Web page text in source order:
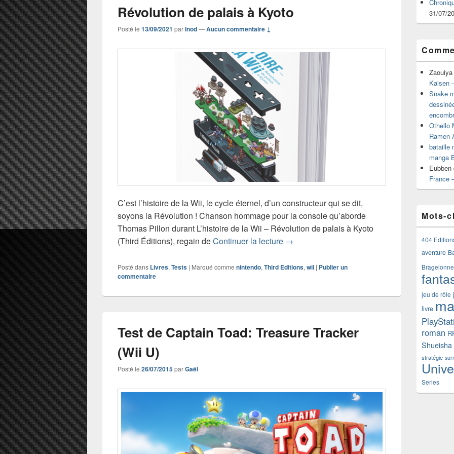
Révolution de palais à Kyoto
Posté le 13/09/2021 parInod—Aucun commentaire ↓
C’est l’histoire de la Wii, le cycle éternel, d’un constructeur qui se dit,
soyons la Révolution ! Chanson hommage pour la console qu’aborde
Thomas Pillon durant L’histoire de la Wii – Révolution de palais à Kyoto
(Third Éditions), regain deContinuer la lecture Chronique livre L’histoire de la Wii –
→
Posté dans Livres, Tests | Marqué comme nintendo, Third Editions, wii | Publier un
commentaire
Test de Captain Toad: Treasure Tracker
(Wii U)
Posté le 26/07/2015parGaël
31/07/
Zaouiya
Kaisen
Snake
Othello
Ramen
bataille
manga
Eubben
France
Mots-
404
aventure
Bragelonne
jeu de rôle
livre
roman
Shueisha
stratégie
Series